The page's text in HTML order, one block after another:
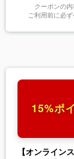
クーポンの
ご利用前に必
15%ポ
【オンライン